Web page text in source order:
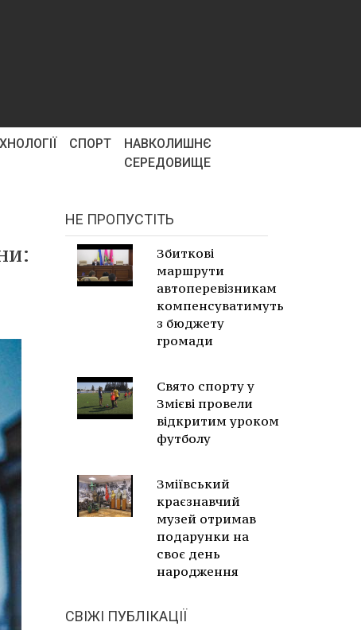
СПОРТ
НАВКОЛИШНЄ
СЕРЕДОВИЩЕ
НЕ ПРОПУСТІТЬ
Збиткові
маршрути
автоперевізникам
компенсуватимуть
з бюджету
громади
Свято спорту у
Змієві провели
відкритим уроком
футболу
Зміївський
краєзнавчий
музей отримав
подарунки на
своє день
народження
СВІЖІ ПУБЛІКАЦІЇ